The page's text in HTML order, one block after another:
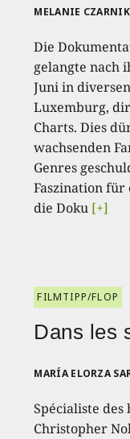
MELANIE CZARNIK
Die
gelangte nach
Juni in
Luxemburg,
Charts. Dies
wachsenden
Genres
Faszination für
die Doku [+]
FILMTIPP/FLOP
Dans les
MARÍA ELORZA
Spécialiste
Christopher